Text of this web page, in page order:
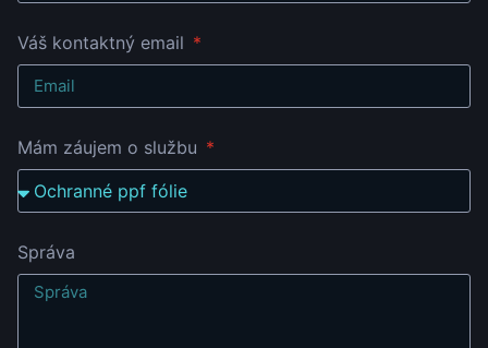
Váš kontaktný email
Mám záujem o službu
Správa